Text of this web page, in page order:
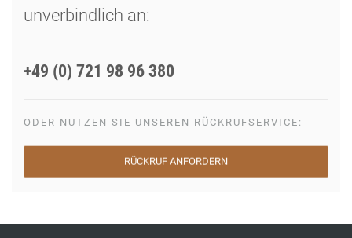
unverbindlich an:
+49 (0) 721 98 96 380
ODER NUTZEN SIE UNSEREN RÜCKRUFSERVICE:
RÜCKRUF ANFORDERN